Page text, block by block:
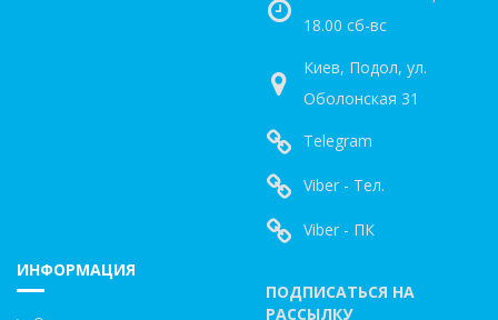
18.00 сб-вс
Киев, Подол, ул.
Оболонская 31
Telegram
Viber - Тел.
Viber - ПК
ИНФОРМАЦИЯ
ПОДПИСАТЬСЯ НА
РАССЫЛКУ